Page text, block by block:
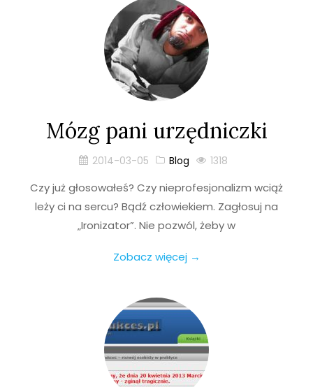
Mózg pani urzędniczki
2014-03-05 Blog 1318
Czy już głosowałeś? Czy nieprofesjonalizm wciąż
leży ci na sercu? Bądź człowiekiem. Zagłosuj na
„Ironizator”. Nie pozwól, żeby w
Zobacz więcej →